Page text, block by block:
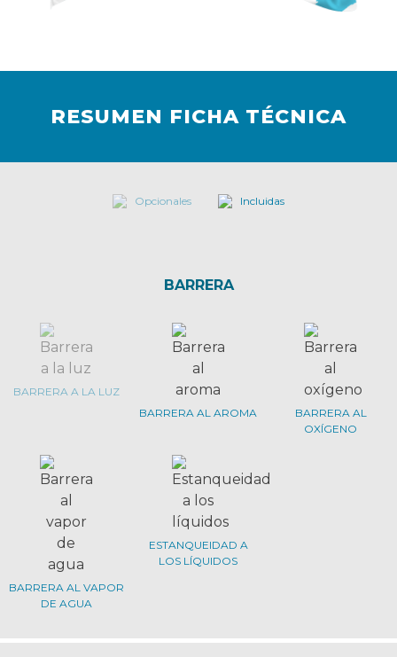
RESUMEN FICHA TÉCNICA
Opcionales Incluidas
BARRERA
BARRERA A LA LUZ
BARRERA AL AROMA
BARRERA AL
OXÍGENO
BARRERA AL VAPOR
DE AGUA
ESTANQUEIDAD A
LOS LÍQUIDOS